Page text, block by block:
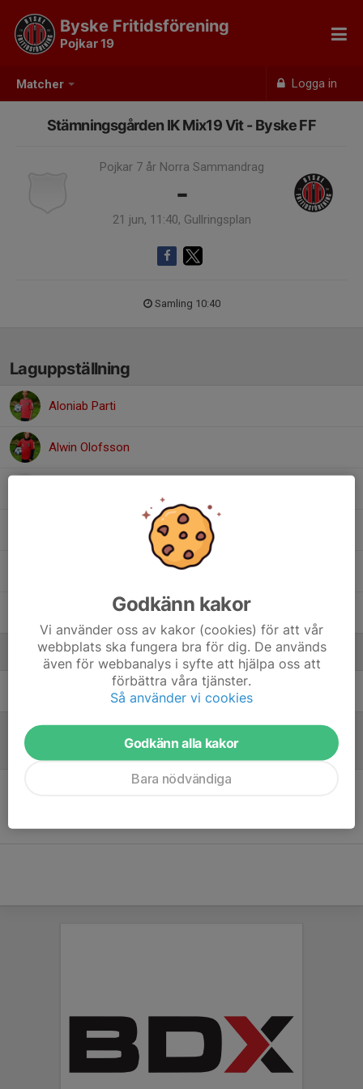
Matcher Logga in
Byske Fritidsförening
Pojkar 19
Stämningsgården IK Mix19 Vit - Byske FF
Pojkar 7 år Norra Sammandrag
-
21 jun, 11:40, Gullringsplan
Samling 10:40
Laguppställning
Aloniab Parti
Alwin Olofsson
Yngve Bergman
Ledare
Anna Renström Assisterande tränare
Referat
Godkänn kakor
Vi använder oss av kakor (cookies) för att vår
webbplats ska fungera bra för dig. De används
även för webbanalys i syfte att hjälpa oss att
förbättra våra tjänster.
Så använder vi cookies
Godkänn alla kakor
Bara nödvändiga